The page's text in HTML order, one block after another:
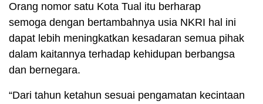
Orang nomor satu Kota Tual itu berharap
semoga dengan bertambahnya usia NKRI hal ini
dapat lebih meningkatkan kesadaran semua pihak
dalam kaitannya terhadap kehidupan berbangsa
dan bernegara.
“Dari tahun ketahun sesuai pengamatan kecintaan